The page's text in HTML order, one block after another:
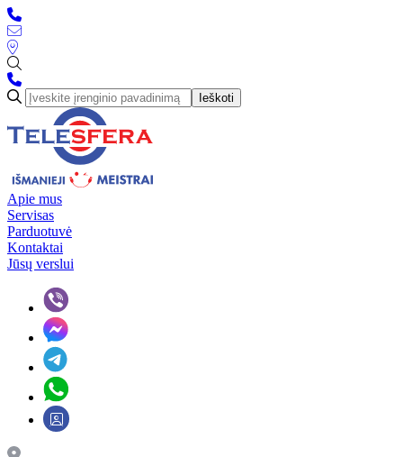
Ieškoti
Apie mus
Servisas
Parduotuvė
Kontaktai
Jūsų verslui